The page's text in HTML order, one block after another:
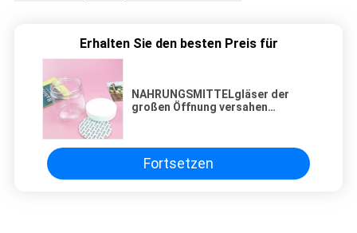
Erhalten Sie den besten Preis für
NAHRUNGSMITTELgläser der
großen Öffnung versahen
Fortsetzen